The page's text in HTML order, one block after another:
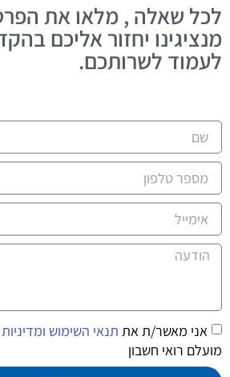
לכל שאלה , מלאו את
מנציגינו יחזור אליכם
לעמוד לשרותכם.
אני מאשר/ת את תנאי השימוש
מועלם רואי חשבון